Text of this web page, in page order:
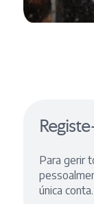
Para gerir
única conta.